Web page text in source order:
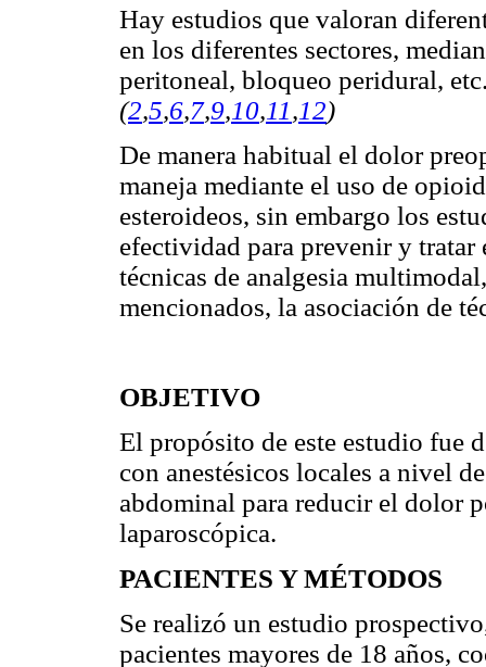
Hay estudios que valoran
en los diferentes sectores,
peritoneal, bloqueo peridural,
(2,5,6,7,9,10,11,12)
De manera habitual el dolor
maneja mediante el uso de
esteroideos, sin embargo los
efectividad para prevenir y
técnicas de analgesia
mencionados, la asociación de
OBJETIVO
El propósito de este estudio fue
con anestésicos locales a nivel
abdominal para reducir el dolor
laparoscópica.
PACIENTES Y MÉTODOS
Se realizó un estudio
pacientes mayores de 18 años,